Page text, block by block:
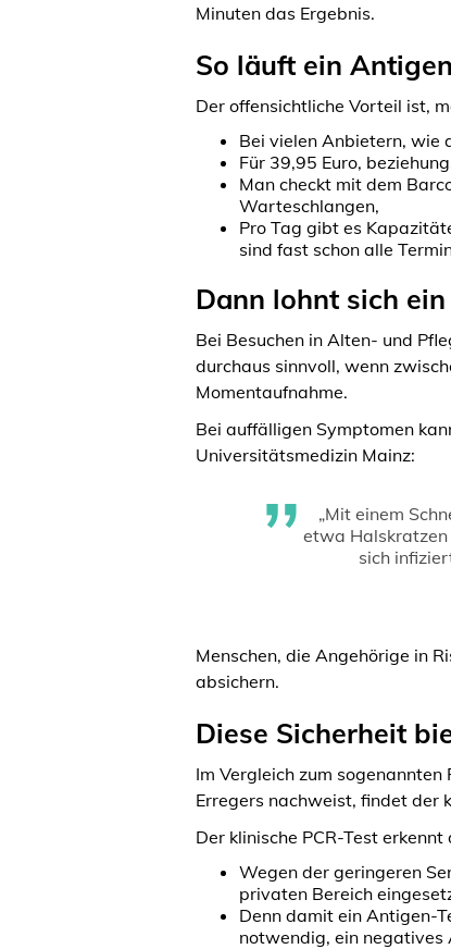
Minuten das Ergebnis.
So läuft ein
Der offensichtliche Vorteil ist,
Bei vielen Anbietern, wie
Für 39,95 Euro,
Man checkt mit dem
Warteschlangen,
Pro Tag gibt es
sind fast schon alle
Dann lohnt sich
Bei Besuchen in Alten- und
durchaus sinnvoll, wenn
Momentaufnahme.
Bei auffälligen Symptomen
Universitätsmedizin Mainz:
„Mit einem
etwa Halskratzen
sich
Menschen, die Angehörige in
absichern.
Diese Sicherheit
Im Vergleich zum
Erregers nachweist, findet der
Der klinische PCR-Test
Wegen der geringeren
privaten Bereich
Denn damit ein Antigen-
notwendig, ein negatives